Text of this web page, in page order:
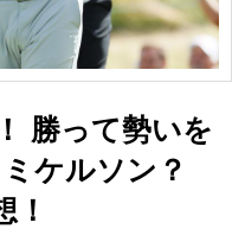
勝って勢いを
ケルソン？
！